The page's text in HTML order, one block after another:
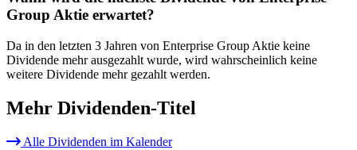
Group Aktie erwartet?
Da in den letzten 3 Jahren von Enterprise Group Aktie keine
Dividende mehr ausgezahlt wurde, wird wahrscheinlich keine
weitere Dividende mehr gezahlt werden.
Mehr Dividenden-Titel
Alle Dividenden im Kalender